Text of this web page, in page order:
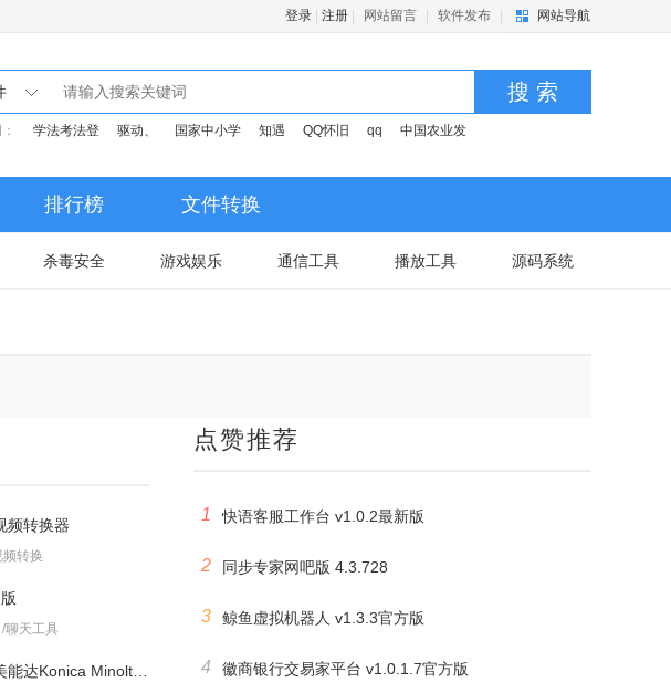
登录 注册 网站留言 软件发布 网站导航
搜 索
学法考法登 驱动、 国家中小学 知遇 QQ怀旧 qq 中国农业发
排行榜 文件转换
杀毒安全 游戏娱乐 通信工具 播放工具 源码系统
频转换器
频转换
聊天工具
点赞推荐
1 快语客服工作台 v1.0.2最新版
2 同步专家网吧版 4.3.728
3 鲸鱼虚拟机器人 v1.3.3官方版
4 徽商银行交易家平台 v1.0.1.7官方版